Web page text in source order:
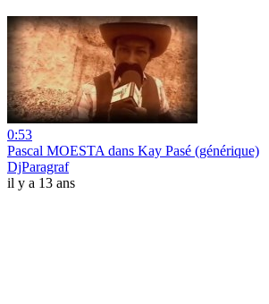
0:53
Pascal MOESTA dans Kay Pasé (générique)
DjParagraf
il y a 13 ans